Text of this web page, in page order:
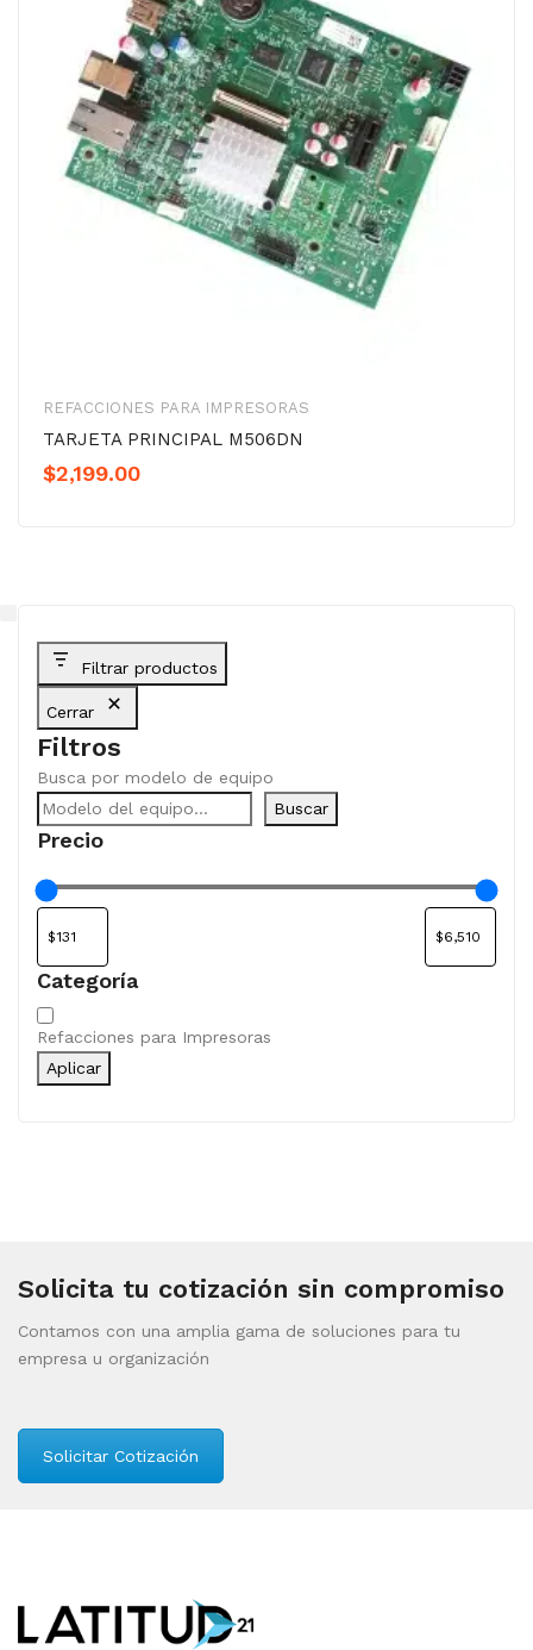
REFACCIONES PARA IMPRESORAS
TARJETA PRINCIPAL M506DN
$2,199.00
Filtrar productos
Cerrar
Filtros
Busca por modelo de equipo
Buscar
Precio
Categoría
Categoría
Refacciones para Impresoras
Aplicar
Solicita tu cotización sin compromiso
Contamos con una amplia gama de soluciones para tu
empresa u organización
Solicitar Cotización